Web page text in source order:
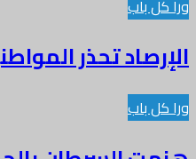
تحذر